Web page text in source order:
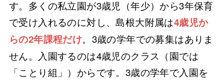
す。多くの私立園が3歳児（年少）から3年保育
で受け入れるのに対し、島根大附属は4歳児か
らの2年課程だけ。3歳の学年での募集はありま
せん。入園するのは4歳児のクラス（園では
「ことり組」）からです。3歳の学年で入園を